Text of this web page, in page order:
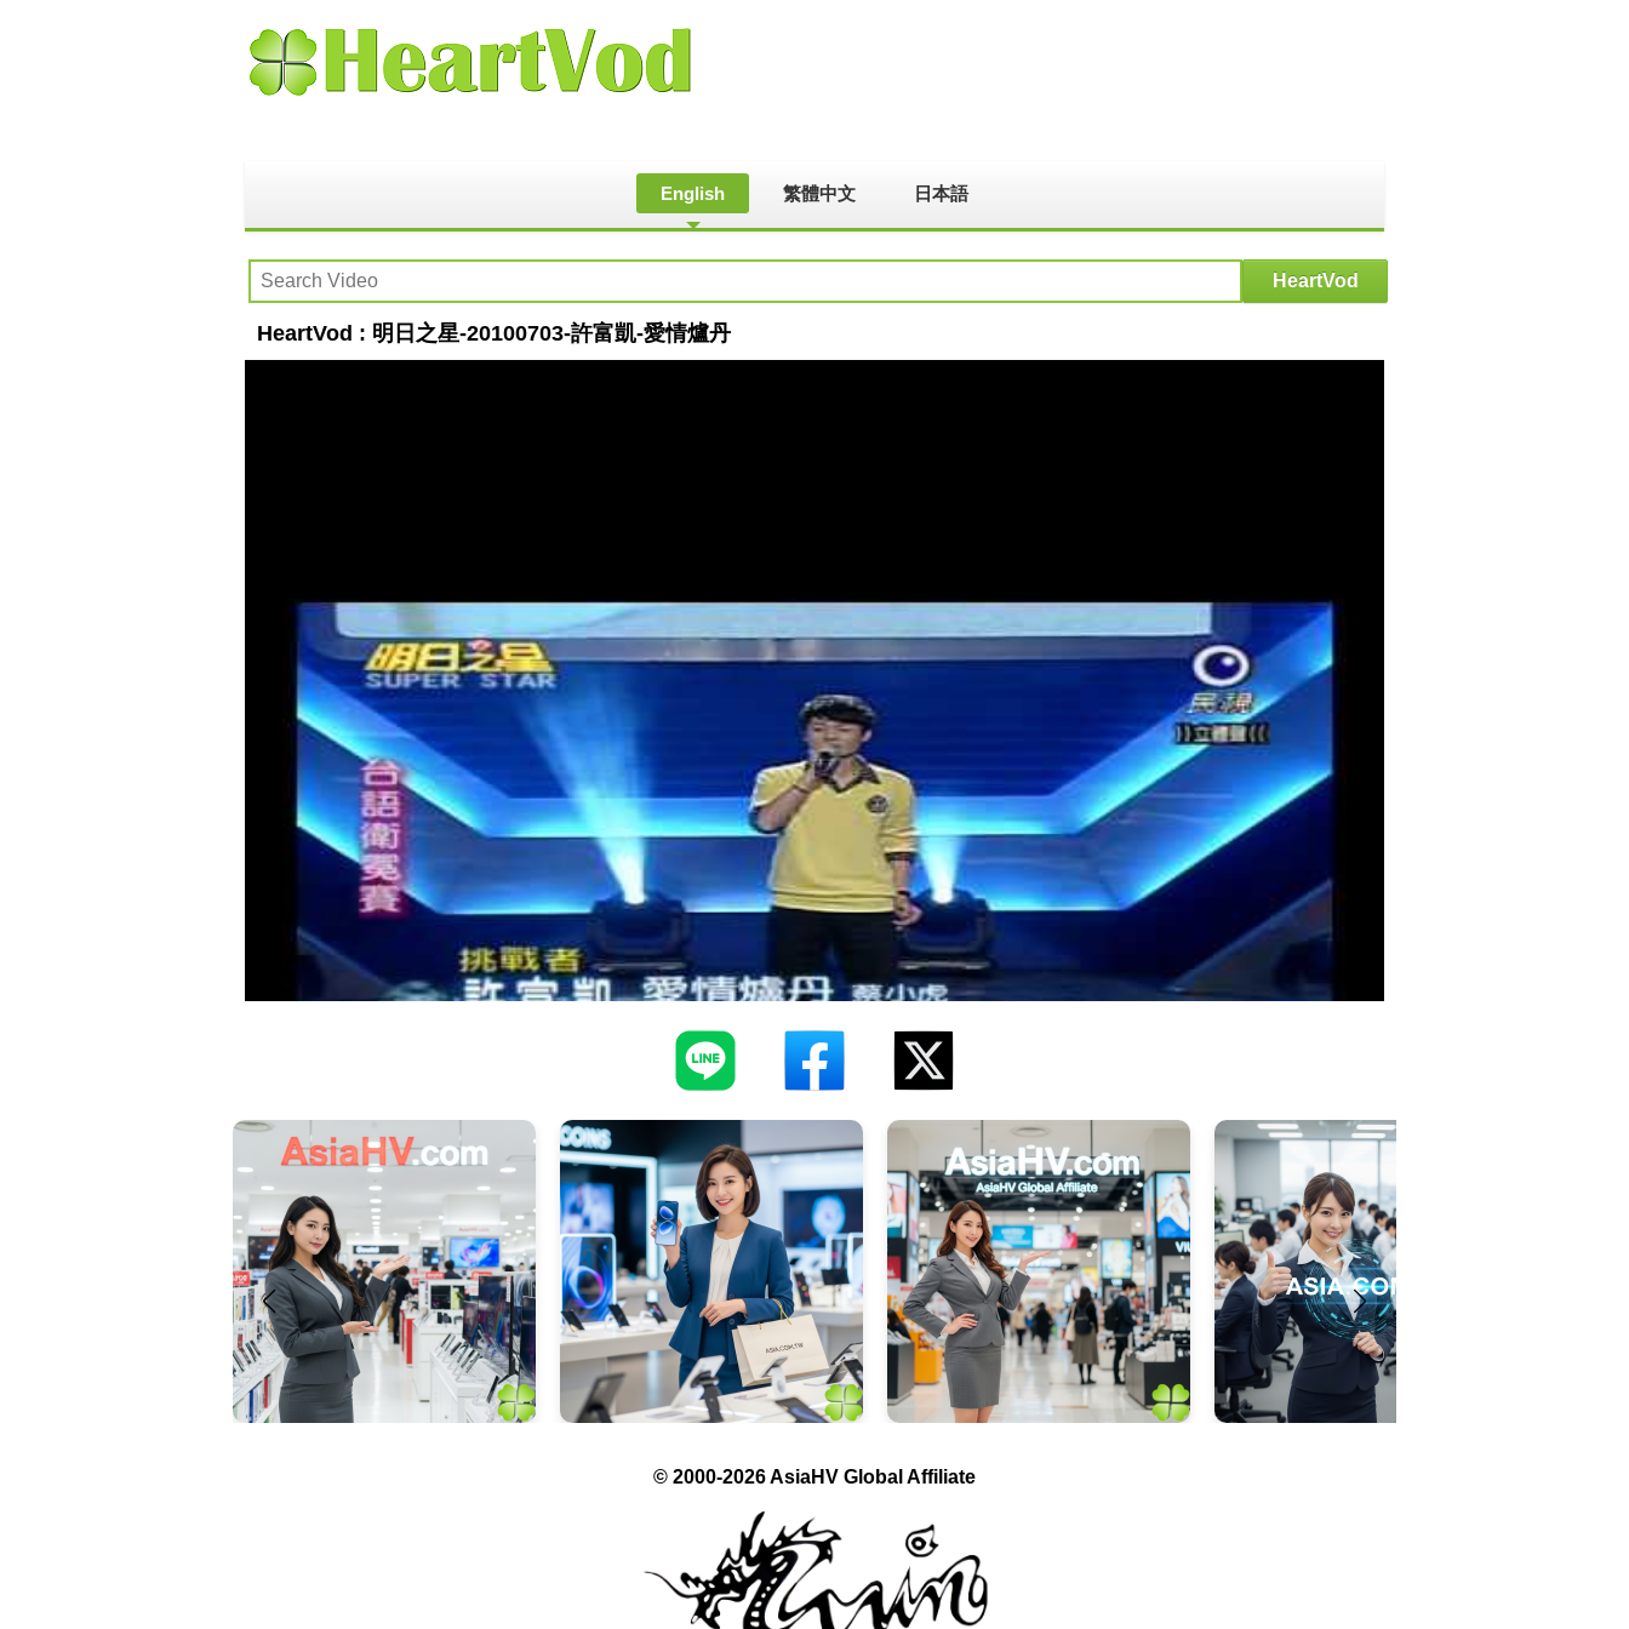
English 繁體中文 日本語
HeartVod : 明日之星-20100703-許富凱-愛情爐丹
© 2000-2026 AsiaHV Global Affiliate